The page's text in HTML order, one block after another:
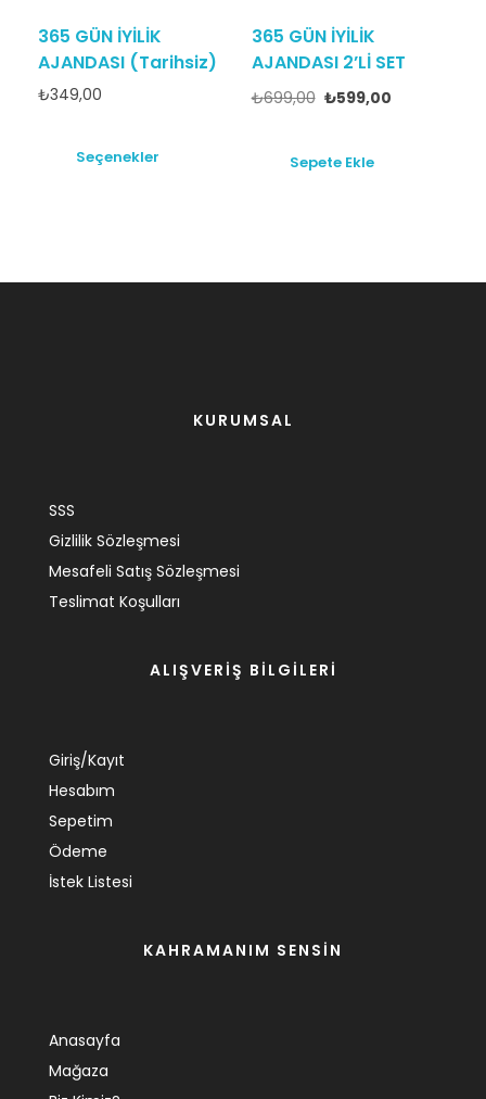
365 GÜN İYİLİK
AJANDASI (Tarihsiz)
₺349,00
Seçenekler
365 GÜN İYİLİK
AJANDASI 2’Lİ SET
₺699,00 ₺599,00
Sepete Ekle
KURUMSAL
SSS
Gizlilik Sözleşmesi
Mesafeli Satış Sözleşmesi
Teslimat Koşulları
ALIŞVERİŞ BİLGİLERİ
Giriş/Kayıt
Hesabım
Sepetim
Ödeme
İstek Listesi
KAHRAMANIM SENSİN
Anasayfa
Mağaza